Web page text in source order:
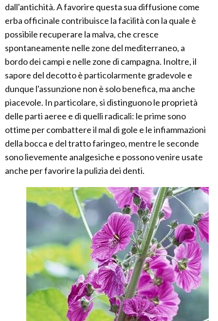
dall'antichità. A favorire questa sua diffusione come
erba officinale contribuisce la facilità con la quale è
possibile recuperare la malva, che cresce
spontaneamente nelle zone del mediterraneo, a
bordo dei campi e nelle zone di campagna. Inoltre, il
sapore del decotto è particolarmente gradevole e
dunque l'assunzione non è solo benefica, ma anche
piacevole. In particolare, si distinguono le proprietà
delle parti aeree e di quelli radicali: le prime sono
ottime per combattere il mal di gole e le infiammazioni
della bocca e del tratto faringeo, mentre le seconde
sono lievemente analgesiche e possono venire usate
anche per favorire la pulizia dei denti.